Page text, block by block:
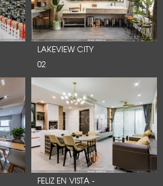
LAKEVIEW CITY
02
FELIZ EN VISTA -